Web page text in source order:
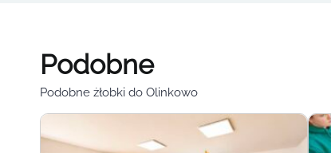
Podobne
Podobne żłobki do Olinkowo